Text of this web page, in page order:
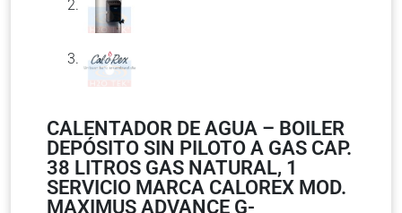
CALENTADOR DE AGUA – BOILER
DEPÓSITO SIN PILOTO A GAS CAP.
38 LITROS GAS NATURAL, 1
SERVICIO MARCA CALOREX MOD.
MAXIMUS ADVANCE G-